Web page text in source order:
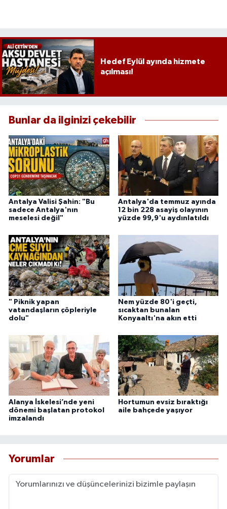
Hedef Eylül ayında hizmete
açılması!
Bunlar da ilginizi çekebilir
Antalya Valisi Şahin: "Bu
sadece Antalya'nın
meselesi değil"
Antalya'da temmuz ayında
12 bin 228 asayiş olayının
yüzde 99,9'u aydınlatıldı
" Piknik yapan
vatandaşların çöpleriyle
dolu"
Nem yüzde 80'i geçti,
sıcaktan bunalan
Konyaaltı'na akın etti
Alanya İskelesi’nde yeni
dönemi başlatan protokol
imzalandı
Hortumun evsiz bıraktığı
aile bahçede yaşıyor
Yorumlar